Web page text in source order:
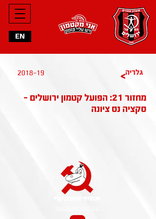
EN
2018-19 >גלריה
מחזור 21: הפועל קטמון ירושלים -
סקציה נס ציונה